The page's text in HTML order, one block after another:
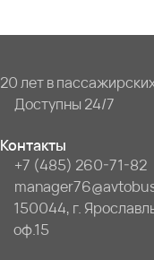
20 лет в
Доступны 24/7
Контакты
+7 (485) 260-71-82
150044, г.
оф.15